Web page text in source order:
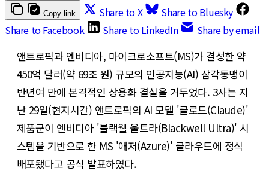
Copy link Share to X
Share to Bluesky
Share to Facebook
Share to LinkedIn Share by email
앤트로픽과 엔비디아, 마이크로소프트(MS)가 결성한 약
450억 달러(약 69조 원) 규모의 인공지능(AI) 삼각동맹이
반년여 만에 본격적인 상용화 결실을 거두었다. 3사는 지
난 29일(현지시간) 앤트로픽의 AI 모델 '클로드(Claude)'
제품군이 엔비디아 '블랙웰 울트라(Blackwell Ultra)' 시
스템을 기반으로 한 MS '애저(Azure)' 클라우드에 정식
배포됐다고 공식 발표하였다.